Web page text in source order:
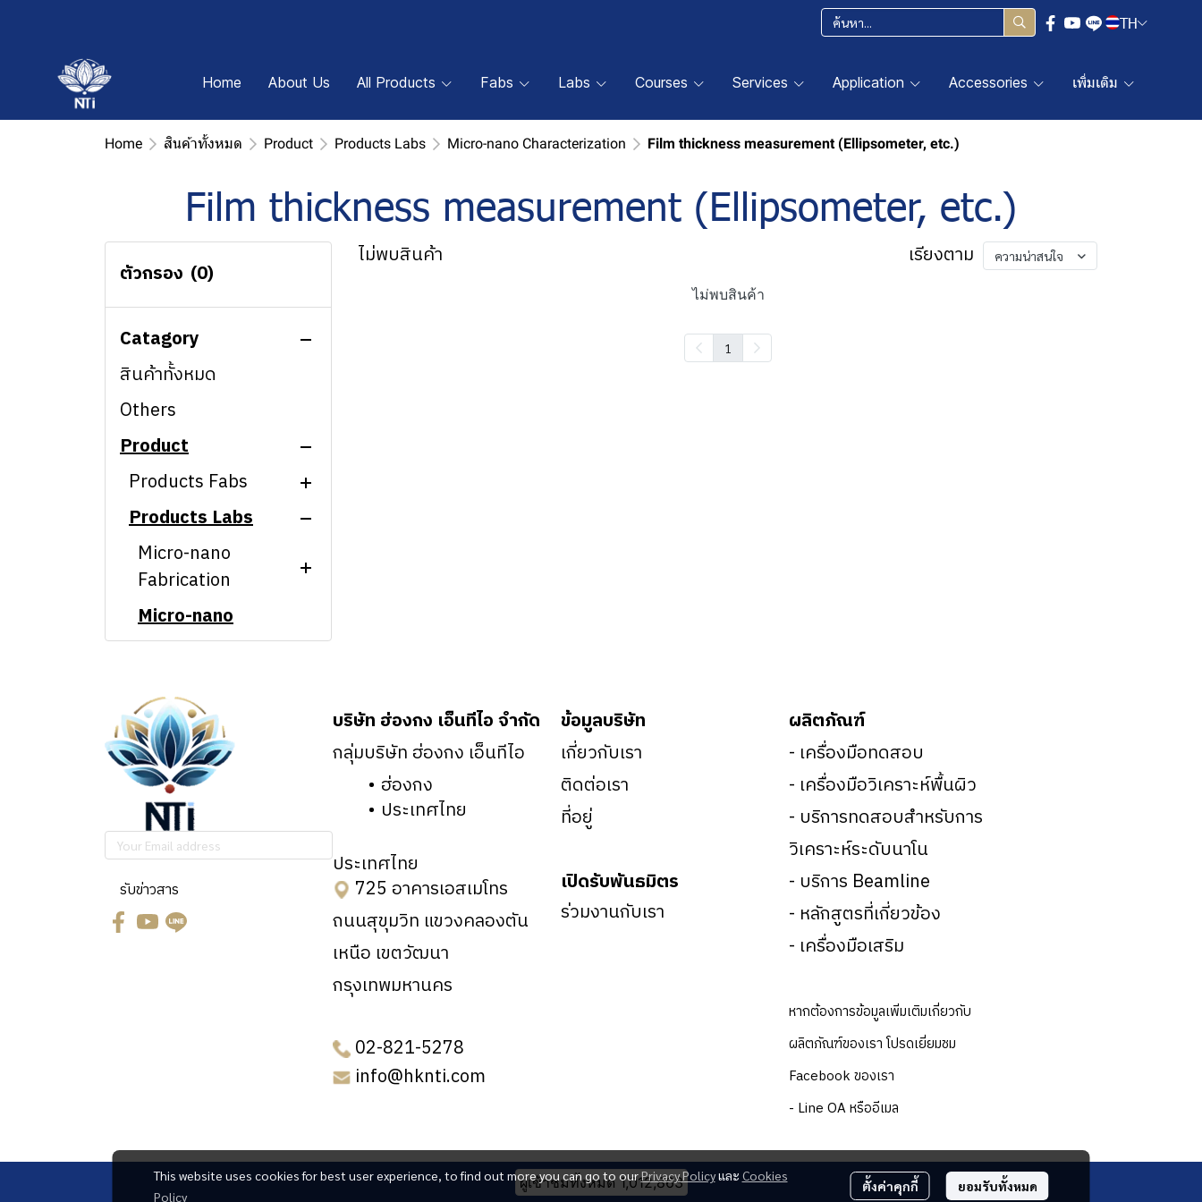
TH
Home About Us All Products Fabs Labs Courses Services Application Accessories เพิ่มเติม
Home สินค้าทั้งหมด Product Products Labs Micro-nano Characterization Film thickness measurement (Ellipsometer, etc.)
Film thickness measurement (Ellipsometer, etc.)
ตัวกรอง (0)
Catagory
สินค้าทั้งหมด
Others
Product
Products Fabs
Micro-nano
Fabrication
CMP machine
Laser interference
Nanopatterning
Proximity
lithography
machine
Nanoimprint
machine
Ozone Delivery
System (Clean
products & prepare
the sample
Micro-nano
Characterization
Scanning electron
related equipment
Atomic Force
Microscope (Park
systems)
Cross-scale
nanoprofiler-
Confocal micro
Raman & PL
4PP)
Lumina Optical
Products Labs
Micro-nano
Fabrication
Ion Beam Etching
(IBE Etching)
Interference
Nanopatterning
System
Nanoimprint
machine
PVD/PLD
ICP
RIE
Micro-nano
Characterization
Microscope System
Scanning electron
microscope and
related equipment
Atomic Force
Microscope
Confocal micro
Raman & PL
Optical
Measurement(
ไม่พบสินค้า เรียงตาม ความน่าสนใจ
ไม่พบสินค้า
1
This website uses cookies for best user experience, to find out more you can go to ourPrivacy Policyและ Cookies
Policy
ตั้งค่าคุกกี้ ยอมรับทั้งหมด
รับข่าวสาร
บริษัท ฮ่องกง เอ็นทีไอ จำกัด
กลุ่มบริษัท ฮ่องกง เอ็นทีไอ
ฮ่องกง
ประเทศไทย
ประเทศไทย
725 อาคารเอสเมโทร
ถนนสุขุมวิท แขวงคลองตัน
เหนือ เขตวัฒนา
กรุงเทพมหานคร
02-821-5278
info@hknti.com
ข้อมูลบริษัท
เกี่ยวกับเรา
ติดต่อเรา
ที่อยู่
เปิดรับพันธมิตร
ร่วมงานกับเรา
ผลิตภัณฑ์
- เครื่องมือทดสอบ
- เครื่องมือวิเคราะห์พื้นผิว
- บริการทดสอบสำหรับการ
วิเคราะห์ระดับนาโน
- บริการ Beamline
- หลักสูตรที่เกี่ยวข้อง
- เครื่องมือเสริม
หากต้องการข้อมูลเพิ่มเติมเกี่ยวกับ
ผลิตภัณฑ์ของเรา โปรดเยี่ยมชม
Facebook ของเรา
- Line OA หรืออีเมล
ผู้เข้าชมทั้งหมด1,012,863